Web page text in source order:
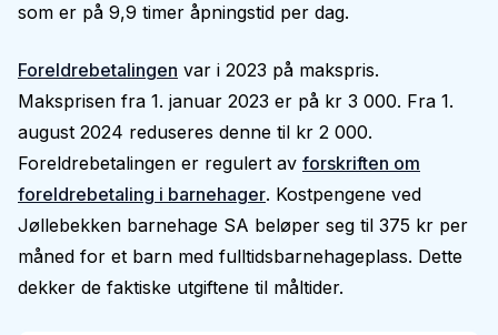
som er på 9,9 timer åpningstid per dag.
Foreldrebetalingen var i 2023 på makspris.
Maksprisen fra 1. januar 2023 er på kr 3 000. Fra 1.
august 2024 reduseres denne til kr 2 000.
Foreldrebetalingen er regulert av forskriften om
foreldrebetaling i barnehager. Kostpengene ved
Jøllebekken barnehage SA beløper seg til 375 kr per
måned for et barn med fulltidsbarnehageplass. Dette
dekker de faktiske utgiftene til måltider.